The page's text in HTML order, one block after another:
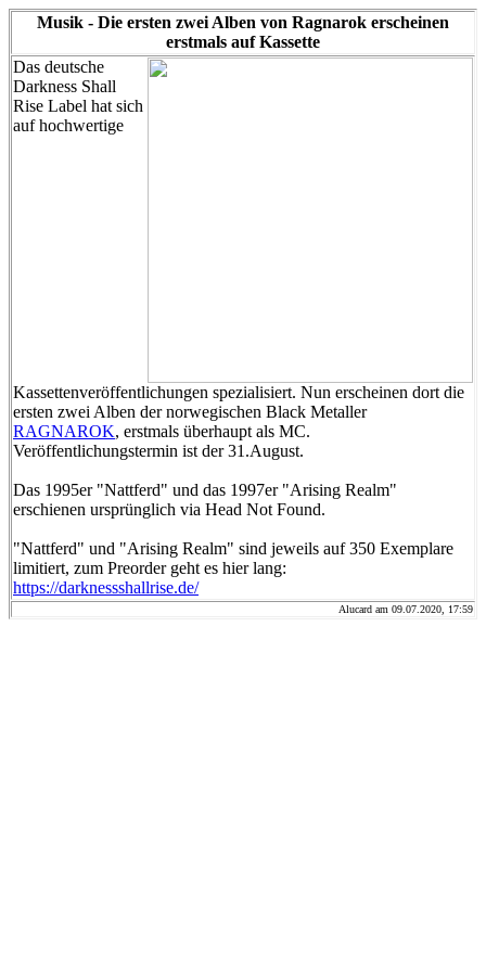
Musik - Die ersten zwei Alben von Ragnarok erscheinen
erstmals auf Kassette
Das deutsche
Darkness Shall
Rise Label hat sich
auf hochwertige
Kassettenveröffentlichungen spezialisiert. Nun erscheinen dort die
ersten zwei Alben der norwegischen Black Metaller
RAGNAROK, erstmals überhaupt als MC.
Veröffentlichungstermin ist der 31.August.
Das 1995er "Nattferd" und das 1997er "Arising Realm"
erschienen ursprünglich via Head Not Found.
"Nattferd" und "Arising Realm" sind jeweils auf 350 Exemplare
limitiert, zum Preorder geht es hier lang:
https://darknessshallrise.de/
Alucard am 09.07.2020, 17:59